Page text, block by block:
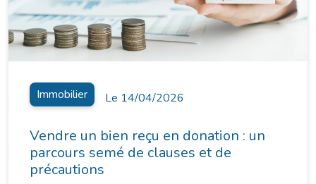
Immobilier Le 14/04/2026
Vendre un bien reçu en donation : un
parcours semé de clauses et de
précautions